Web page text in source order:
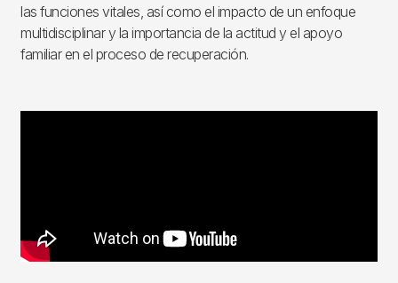
las funciones vitales, así como el impacto de un enfoque
multidisciplinar y la importancia de la actitud y el apoyo
familiar en el proceso de recuperación.